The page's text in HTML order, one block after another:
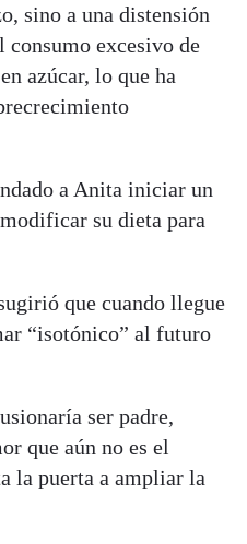
sino a una distensión
consumo excesivo de
azúcar, lo que ha
a Anita iniciar un
su dieta para
que cuando llegue
“isotónico” al futuro
ser padre,
que aún no es el
la puerta a ampliar la